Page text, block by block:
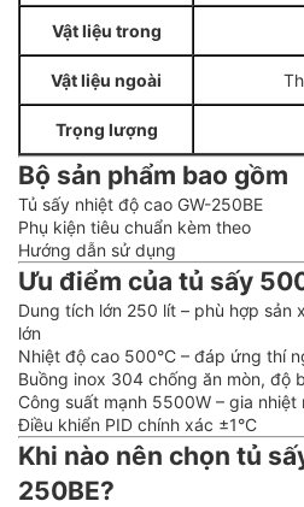
Vật liệu trong
Vật liệu ngoài
Trọng lượng
Bộ sản phẩm bao gồm
Tủ sấy nhiệt độ cao GW-250BE
Phụ kiện tiêu chuẩn kèm theo
Hướng dẫn sử dụng
Ưu điểm của tủ sấy
Dung tích lớn 250 lít – phù hợp sản
lớn
Nhiệt độ cao 500°C – đáp ứng thí
Buồng inox 304 chống ăn mòn, độ
Công suất mạnh 5500W – gia nhiệt
Điều khiển PID chính xác ±1°C
Khi nào nên chọn tủ
250BE?